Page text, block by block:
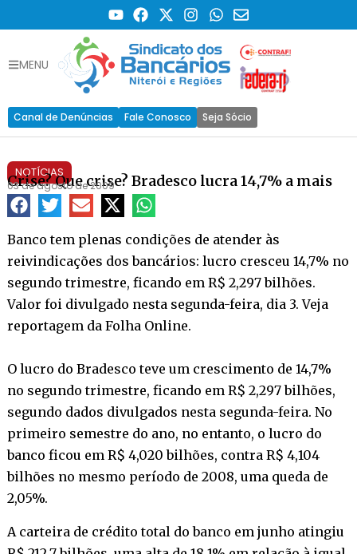
MENU
Canal de Denúncias Fale Conosco Seja Sócio
NOTÍCIAS
Crise? Que crise? Bradesco lucra 14,7% a mais
03 de agosto de 2009
Banco tem plenas condições de atender às
reivindicações dos bancários: lucro cresceu 14,7% no
segundo trimestre, ficando em R$ 2,297 bilhões.
Valor foi divulgado nesta segunda-feira, dia 3. Veja
reportagem da Folha Online.
O lucro do Bradesco teve um crescimento de 14,7%
no segundo trimestre, ficando em R$ 2,297 bilhões,
segundo dados divulgados nesta segunda-feira. No
primeiro semestre do ano, no entanto, o lucro do
banco ficou em R$ 4,020 bilhões, contra R$ 4,104
bilhões no mesmo período de 2008, uma queda de
2,05%.
A carteira de crédito total do banco em junho atingiu